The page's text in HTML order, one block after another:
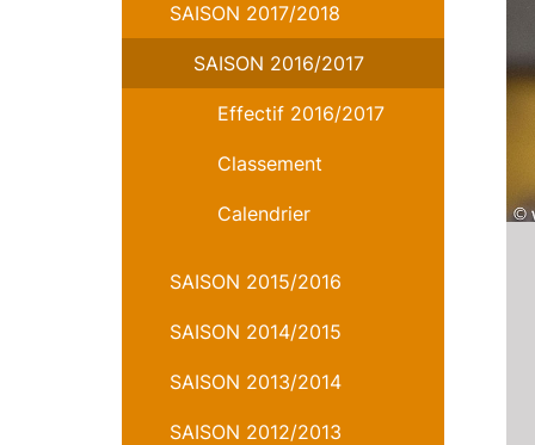
SAISON 2017/2018
SAISON 2016/2017
Effectif 2016/2017
Classement
Calendrier
SAISON 2015/2016
SAISON 2014/2015
SAISON 2013/2014
SAISON 2012/2013